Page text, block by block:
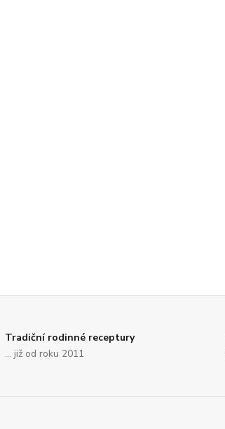
Tradiční rodinné receptury
... již od roku 2011